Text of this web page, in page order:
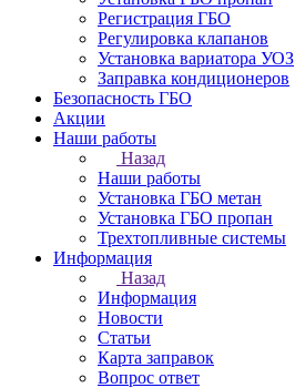
Регистрация ГБО
Регулировка клапанов
Установка вариатора УОЗ
Заправка кондиционеров
Безопасность ГБО
Акции
Наши работы
Назад
Наши работы
Установка ГБО метан
Установка ГБО пропан
Трехтопливные системы
Информация
Назад
Информация
Новости
Статьи
Карта заправок
Вопрос ответ